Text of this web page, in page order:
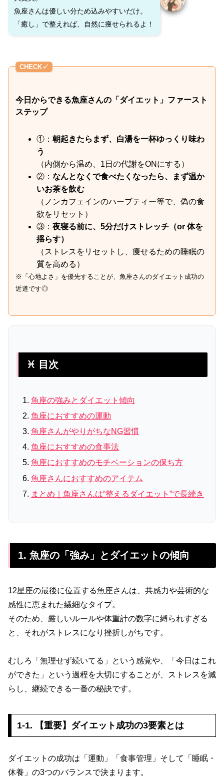
魚座さんは優しい分ため込みやすいだけ。
「癒し」で整えれば、自然に痩せられるよ！
CHECK✓
今日からできる魚座さんの「ダイエット」ファースト
ステップ
①： 朝起きたらまず、白湯を一杯ゆっくり味わ
う
（内側から温め、1日の代謝をONにする）
②： なんとなくで食べたくなったら、まず温か
いお茶を飲む
（ノンカフェインのハーブティー等で、偽の食
欲をリセット）
③： 夜寝る前に、5分だけストレッチ（or 体を
揺らす）
（ストレスをリセットし、痩せるための睡眠の
質を高める）
※「心地よさ」を優先することが、魚座さんのダイエット成功の
近道です◎
♓ 目次
魚座の強みとダイエット傾向
魚座におすすめの運動
魚座さんがやりがちなNG習慣
魚座におすすめの食事法
魚座におすすめのモチベーションの保ち方
魚座さんにおすすめのアイテム
まとめ｜魚座さんは“整えるダイエット”で長続き
1. 魚座の「強み」とダイエットの傾向
12星座の最後に位置する魚座さんは、共感力や芸術的な
感性に恵まれた繊細なタイプ。
そのため、厳しいルールや体重計の数字に縛られすぎる
と、それがストレスになり挫折しがちです。
むしろ「無理せず続いてる」という感覚や、「今日はこれ
ができた」という過程を大切にすることが、ストレスを減
らし、継続できる一番の秘訣です。
1-1. 【重要】ダイエット成功の3要素とは
ダイエットの成功は「運動」「食事管理」そして「睡眠・
休養」の3つのバランスで決まります。